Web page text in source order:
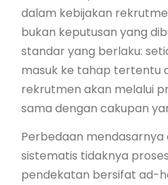
dalam kebijakan
bukan keputusan yang
standar yang berlaku:
masuk ke tahap tertentu
rekrutmen akan melalui
sama dengan cakupan
Perbedaan mendasarnya
sistematis tidaknya
pendekatan bersifat ad-